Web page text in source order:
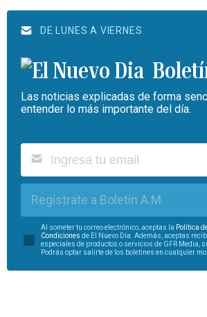
DE LUNES A VIERNES
Las noticias explicadas de forma
entender lo más importante del día.
Regístrate a Boletín A.M.
Al someter tu correo electrónico, aceptas la Política
Condiciones de El Nuevo Día. Además, aceptas
especiales de productos o servicios de GFR Media,
Podrás optar salirte de los boletines en cualquier